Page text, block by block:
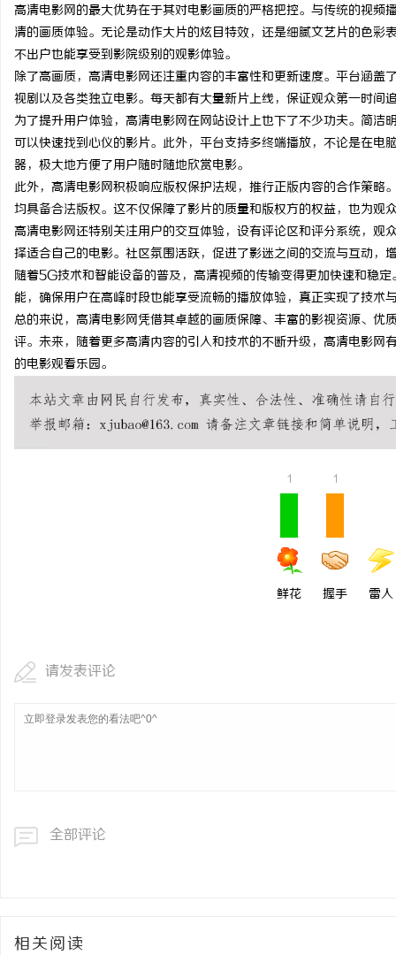
高清电影网的最大优势在于其对电影画质的严格把控。与传统的视
清的画质体验。无论是动作大片的炫目特效，还是细腻文艺片的色
不出户也能享受到影院级别的观影体验。
除了高画质，高清电影网还注重内容的丰富性和更新速度。平台涵
视剧以及各类独立电影。每天都有大量新片上线，保证观众第一时间
为了提升用户体验，高清电影网在网站设计上也下了不少功夫。简
可以快速找到心仪的影片。此外，平台支持多终端播放，不论是在
器，极大地方便了用户随时随地欣赏电影。
此外，高清电影网积极响应版权保护法规，推行正版内容的合作策
均具备合法版权。这不仅保障了影片的质量和版权方的权益，也为观
高清电影网还特别关注用户的交互体验，设有评论区和评分系统，
择适合自己的电影。社区氛围活跃，促进了影迷之间的交流与互动，
随着5G技术和智能设备的普及，高清视频的传输变得更加快速和稳
能，确保用户在高峰时段也能享受流畅的播放体验，真正实现了技术
总的来说，高清电影网凭借其卓越的画质保障、丰富的影视资源、
评。未来，随着更多高清内容的引入和技术的不断升级，高清电影
的电影观看乐园。
1
鲜花
1
握手 雷人
请发表评论
全部评论
相关阅读
武汉配眼镜 上海配眼镜